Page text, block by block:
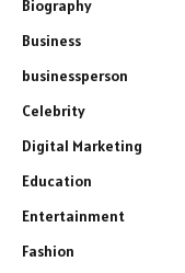
Biography
Business
businessperson
Celebrity
Digital Marketing
Education
Entertainment
Fashion